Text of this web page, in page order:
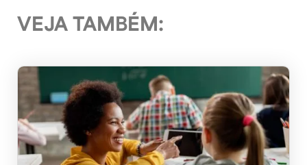
VEJA TAMBÉM: